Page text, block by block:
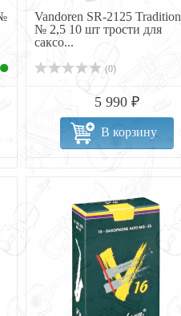
Vandoren SR-2125
№ 2,5 10 шт трости для
саксо...
(0)
5 990 ₽
В корзину